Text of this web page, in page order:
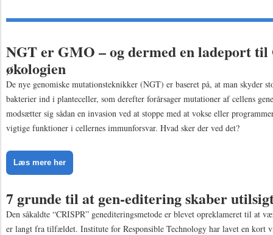
NGT er GMO – og dermed en ladeport
økologien
​​​​​​​De nye genomiske mutationsteknikker (NGT) er baseret på, at man skyder
bakterier ind i planteceller, som derefter forårsager mutationer af cellens
modsætter sig sådan en invasion ved at stoppe med at vokse eller
vigtige funktioner i cellernes immunforsvar. Hvad sker der ved det?
Læs mere her
7 grunde til at gen-editering skaber
Den såkaldte “CRISPR” genediteringsmetode er blevet opreklameret til at
er langt fra tilfældet. Institute for Responsible Technology har lavet en kort